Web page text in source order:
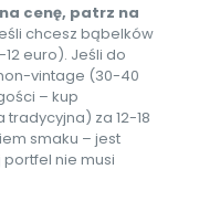
cenę, patrz na
chcesz bąbelków
euro). Jeśli do
vintage (30-40
– kup
za 12-18
smaku – jest
nie musi